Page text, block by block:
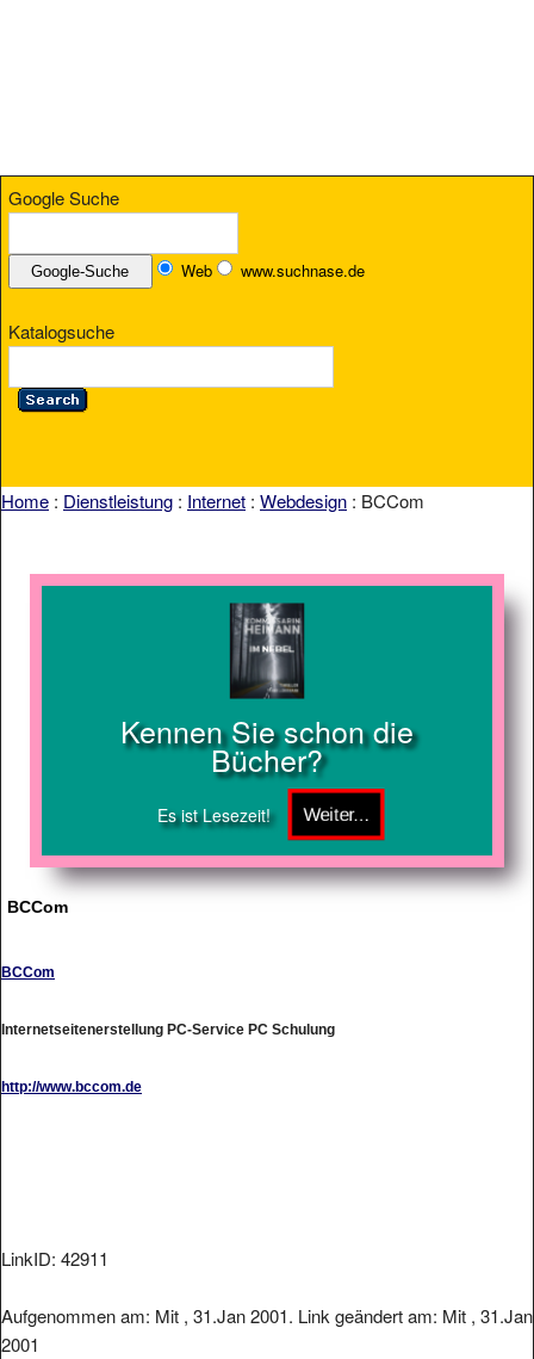
Google Suche
Web www.suchnase.de
Katalogsuche
Home : Dienstleistung : Internet : Webdesign : BCCom
Kennen Sie schon die
Bücher?
Es ist Lesezeit!
BCCom
BCCom
Internetseitenerstellung PC-Service PC Schulung
http://www.bccom.de
LinkID: 42911
Aufgenommen am: Mit , 31.Jan 2001. Link geändert am: Mit , 31.Jan
2001